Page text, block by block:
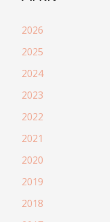
2026
2025
2024
2023
2022
2021
2020
2019
2018